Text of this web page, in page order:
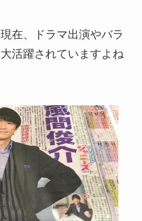
在、ドラマ出演やバラ
活躍されていますよね